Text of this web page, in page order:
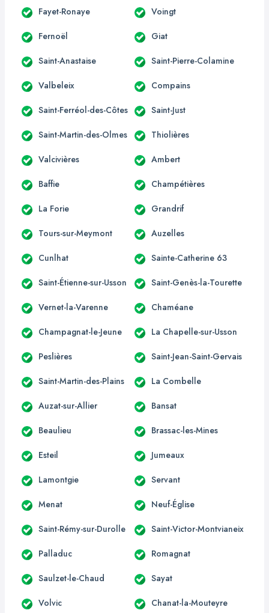
Fayet-Ronaye Voingt
Fernoël Giat
Saint-Anastaise Saint-Pierre-Colamine
Valbeleix Compains
Saint-Ferréol-des-Côtes Saint-Just
Saint-Martin-des-Olmes Thiolières
Valcivières Ambert
Baffie Champétières
La Forie Grandrif
Tours-sur-Meymont Auzelles
Cunlhat Sainte-Catherine 63
Saint-Étienne-sur-Usson Saint-Genès-la-Tourette
Vernet-la-Varenne Chaméane
Champagnat-le-Jeune La Chapelle-sur-Usson
Peslières Saint-Jean-Saint-Gervais
Saint-Martin-des-Plains La Combelle
Auzat-sur-Allier Bansat
Beaulieu Brassac-les-Mines
Esteil Jumeaux
Lamontgie Servant
Menat Neuf-Église
Saint-Rémy-sur-Durolle Saint-Victor-Montvianeix
Palladuc Romagnat
Saulzet-le-Chaud Sayat
Volvic Chanat-la-Mouteyre